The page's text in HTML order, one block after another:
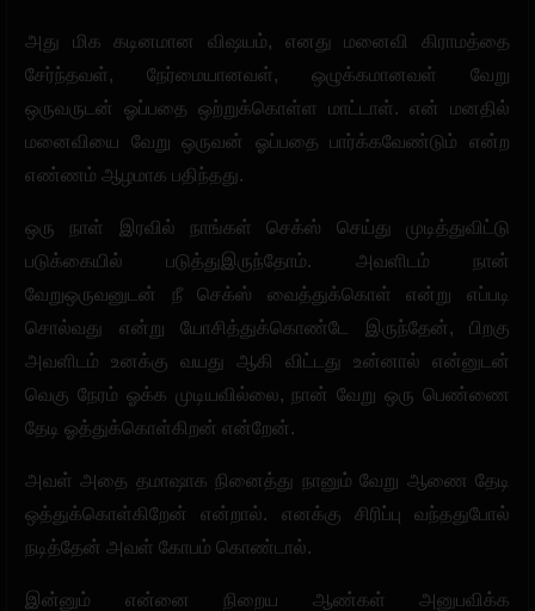
அது மிக கடினமான விஷயம், எனது மனைவி கிராமத்தை
சேர்ந்தவள், நேர்மையானவள், ஒழுக்கமானவள் வேறு
ஒருவருடன் ஓப்பதை ஒற்றுக்கொள்ள மாட்டாள். என் மனதில்
மனைவியை வேறு ஒருவன் ஓப்பதை பார்க்கவேண்டும் என்ற
எண்ணம் ஆழமாக பதிந்தது.
ஒரு நாள் இரவில் நாங்கள் செக்ஸ் செய்து முடித்துவிட்டு
படுக்கையில் படுத்துஇருந்தோம். அவளிடம் நான்
வேறுஒருவனுடன் நீ செக்ஸ் வைத்துக்கொள் என்று எப்படி
சொல்வது என்று யோசித்துக்கொண்டே இருந்தேன், பிறகு
அவளிடம் உனக்கு வயது ஆகி விட்டது உன்னால் என்னுடன்
வெகு நேரம் ஓக்க முடியவில்லை, நான் வேறு ஒரு பெண்ணை
தேடி ஓத்துக்கொள்கிறன் என்றேன்.
அவள் அதை தமாஷாக நினைத்து நானும் வேறு ஆணை தேடி
ஒத்துக்கொள்கிறேன் என்றால். எனக்கு சிரிப்பு வந்ததுபோல்
நடித்தேன் அவள் கோபம் கொண்டால்.
இன்னும் என்னை நிறைய ஆண்கள் அனுபவிக்க